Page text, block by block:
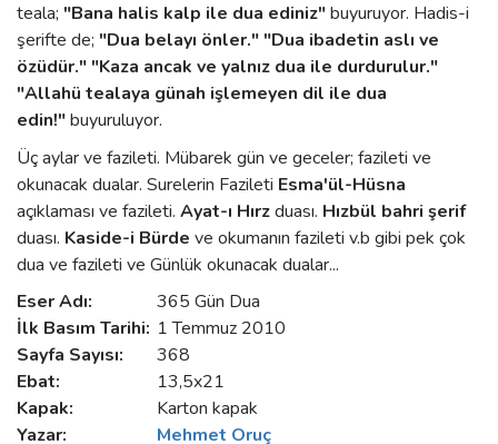
teala; "Bana halis kalp ile dua ediniz"buyuruyor. Hadis-i
şerifte de; "Dua belayı önler." "Dua ibadetin aslı ve
özüdür." "Kaza ancak ve yalnız dua ile durdurulur."
"Allahü tealaya günah işlemeyen dil ile dua
edin!"buyuruluyor.
Üç aylar ve fazileti. Mübarek gün ve geceler; fazileti ve
okunacak dualar. Surelerin Fazileti Esma'ül-Hüsna
açıklaması ve fazileti. Ayat-ı Hırzduası. Hızbül bahri şerif
duası. Kaside-i Bürde ve okumanın fazileti v.b gibi pek çok
dua ve fazileti ve Günlük okunacak dualar...
Eser Adı:
365 Gün Dua
İlk Basım Tarihi: 1 Temmuz 2010
Sayfa Sayısı:
368
Ebat:
13,5x21
Kapak:
Karton kapak
Yazar:
Mehmet Oruç